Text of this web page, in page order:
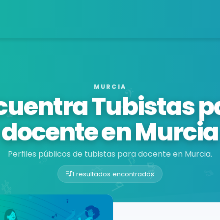
MURCIA
Tubistas
docente en Murcia
Perfiles públicos de tubistas para docente en Murcia.
1 resultados encontrados